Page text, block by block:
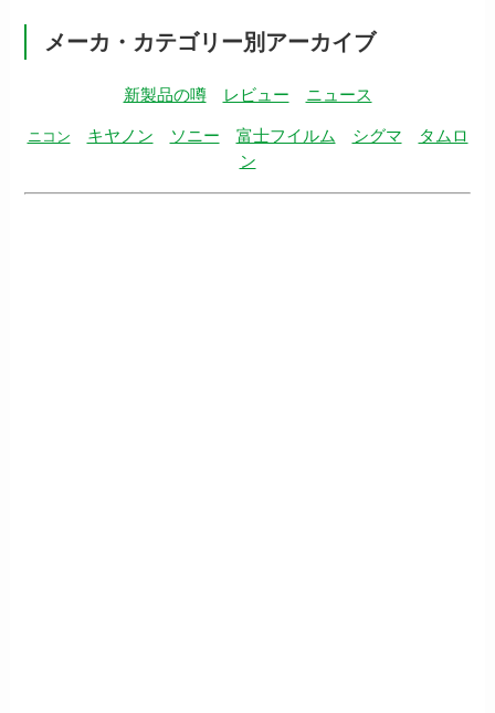
メーカ・カテゴリー別アーカイブ
新製品の噂 レビュー ニュース
ニコン キヤノン ソニー 富士フイルム シグマ
タムロ
ン